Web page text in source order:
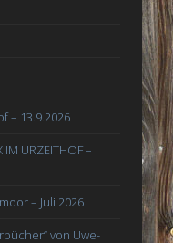
– 13.9.2026
IM URZEITHOF –
– Juli 2026
von Uwe-